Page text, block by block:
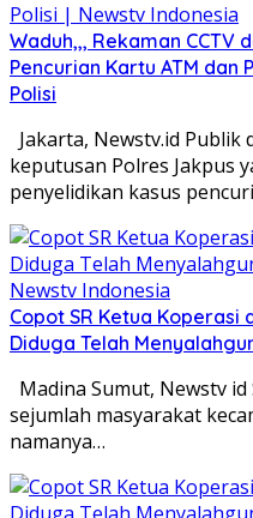
Waduh,,, Rekaman CCTV
Pencurian Kartu ATM dan
Polisi
Jakarta, Newstv.id
keputusan Polres Jakpus
penyelidikan kasus
Copot SR Ketua Koperasi
Diduga Telah
Madina Sumut, Newstv
sejumlah masyarakat
namanya…